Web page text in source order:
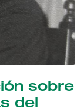
sobre
del